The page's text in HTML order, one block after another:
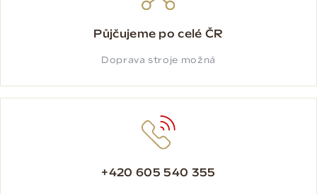
Půjčujeme po celé ČR
Doprava stroje možná
+420 605 540 355